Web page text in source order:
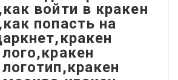
войти в кракен
попасть на